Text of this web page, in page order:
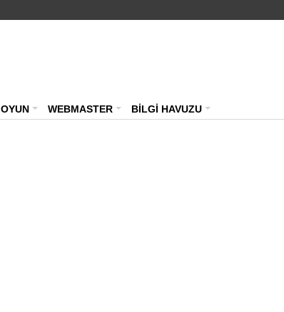
OYUN WEBMASTER BİLGİ HAVUZU